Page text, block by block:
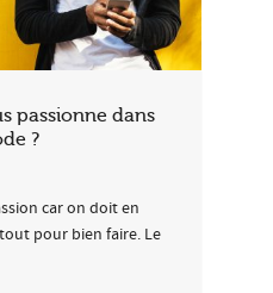
passionne dans
?
car on doit en
pour bien faire. Le